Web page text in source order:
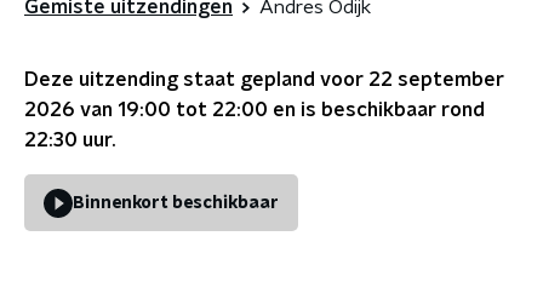
Gemiste uitzendingen Andres Odijk
Deze uitzending staat gepland voor 22 september
2026 van 19:00 tot 22:00 en is beschikbaar rond
22:30 uur.
Binnenkort beschikbaar